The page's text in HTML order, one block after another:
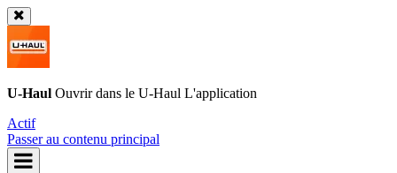
U-Haul Ouvrir dans le U-Haul L'application
Actif
Passer au contenu principal